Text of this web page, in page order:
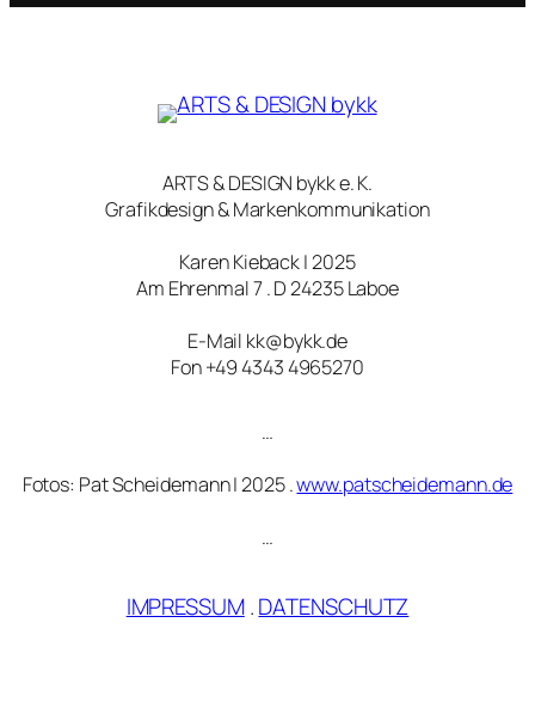
ARTS & DESIGN bykk e. K.
Grafikdesign & Markenkommunikation
Karen Kieback | 2025
Am Ehrenmal 7 . D 24235 Laboe
E-Mail kk@bykk.de
Fon +49 4343 4965270
…
Fotos: Pat Scheidemann | 2025 .www.patscheidemann.de
…
IMPRESSUM.DATENSCHUTZ